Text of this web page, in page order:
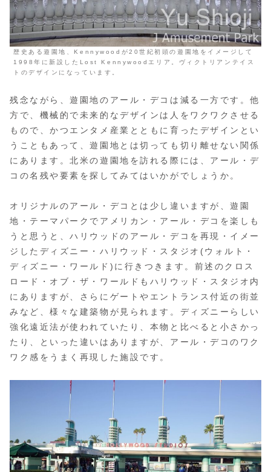
歴史ある遊園地、Kennywoodが20世紀初頭の遊園地をイメージして
1998年に新設したLost Kennywoodエリア。ヴィクトリアンテイス
トのデザインになっています。
残念ながら、遊園地のアール・デコは減る一方です。他
方で、機械的で未来的なデザインは人をワクワクさせる
もので、かつエンタメ産業とともに育ったデザインとい
うこともあって、遊園地とは切っても切り離せない関係
にあります。北米の遊園地を訪れる際には、アール・デ
コの名残や要素を探してみてはいかがでしょうか。
オリジナルのアール・デコとは少し違いますが、遊園
地・テーマパークでアメリカン・アール・デコを楽しも
うと思うと、ハリウッドのアール・デコを再現・イメー
ジしたディズニー・ハリウッド・スタジオ(ウォルト・
ディズニー・ワールド)に行きつきます。前述のクロス
ロード・オブ・ザ・ワールドもハリウッド・スタジオ内
にありますが、さらにゲートやエントランス付近の街並
みなど、様々な建築物が見られます。ディズニーらしい
強化遠近法が使われていたり、本物と比べると小さかっ
たり、といった違いはありますが、アール・デコのワク
ワク感をうまく再現した施設です。